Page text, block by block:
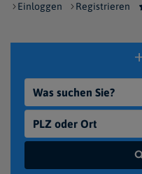
Einloggen Registrieren